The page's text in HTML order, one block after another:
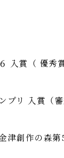
入賞（ 優秀
プリ 入賞（
津創作の森